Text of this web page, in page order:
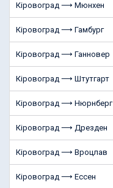
Кіровоград ⟶ Мюнхен
Кіровоград ⟶ Гамбург
Кіровоград ⟶ Ганновер
Кіровоград ⟶ Штутгарт
Кіровоград ⟶ Нюрнберг
Кіровоград ⟶ Дрезден
Кіровоград ⟶ Вроцлав
Кіровоград ⟶ Ессен